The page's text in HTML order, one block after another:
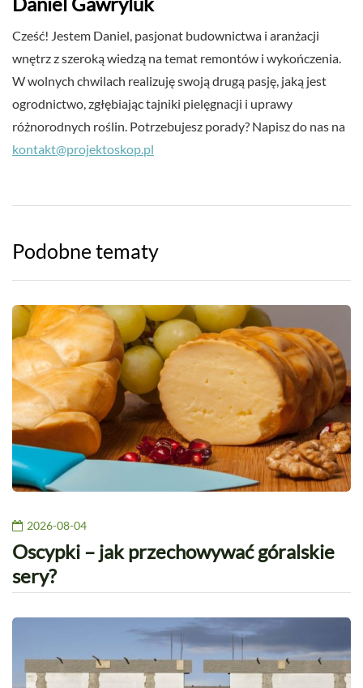
Cześć! Jestem Daniel, pasjonat budownictwa i aranżacji
wnętrz z szeroką wiedzą na temat remontów i wykończenia.
W wolnych chwilach realizuję swoją drugą pasję, jaką jest
ogrodnictwo, zgłębiając tajniki pielęgnacji i uprawy
różnorodnych roślin. Potrzebujesz porady? Napisz do nas na
kontakt@projektoskop.pl
Podobne tematy
2026-08-04
Oscypki – jak przechowywać góralskie
sery?